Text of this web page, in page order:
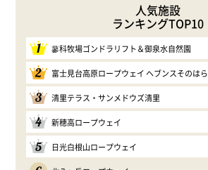
人気施設
ランキングTOP10
1 蓼科牧場ゴンドラリフト＆御泉水自然園
2 富士見台高原ロープウェイ ヘブンスそのはら
3 清里テラス・サンメドウズ清里
4 新穂高ロープウェイ
5 日光白根山ロープウェイ